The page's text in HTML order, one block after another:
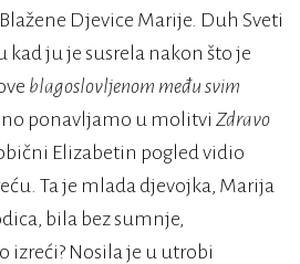
Djevice Marije. Duh Sveti
kad ju je susrela nakon što je
blagoslovljenom među svim
ponavljamo u molitvi Zdravo
Elizabetin pogled vidio
Ta je mlada djevojka, Marija
bila bez sumnje,
izreći? Nosila je u utrobi